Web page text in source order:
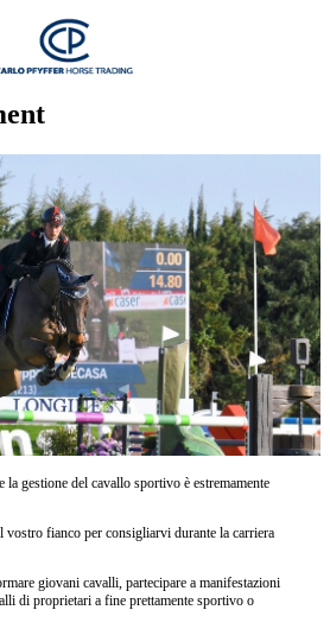
la gestione del cavallo sportivo è estremamente
vostro fianco per consigliarvi durante la carriera
giovani cavalli, partecipare a manifestazioni
di proprietari a fine prettamente sportivo o